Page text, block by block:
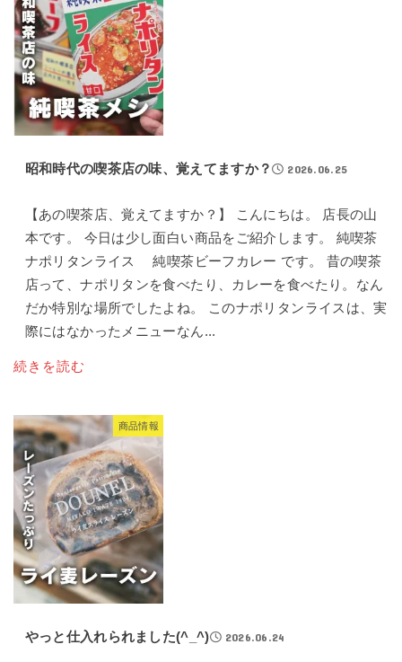
昭和時代の喫茶店の味、覚えてますか？ 2026.06.25
【あの喫茶店、覚えてますか？】 こんにちは。 店長の山
本です。 今日は少し面白い商品をご紹介します。 純喫茶
ナポリタンライス 純喫茶ビーフカレー です。 昔の喫茶
店って、ナポリタンを食べたり、カレーを食べたり。なん
だか特別な場所でしたよね。 このナポリタンライスは、実
際にはなかったメニューなん...
続きを読む
商品情報
やっと仕入れられました(^_^) 2026.06.24